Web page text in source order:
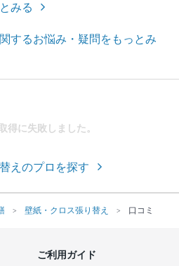
みる
するお悩み・疑問をもっとみ
得に失敗しました。
えのプロを探す
壁紙・クロス張り替え 口コミ
ご利用ガイド